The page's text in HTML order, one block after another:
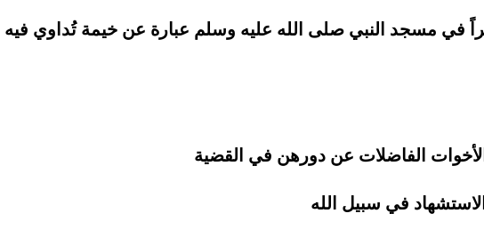
مسجد النبي صلى الله عليه وسلم عبارة عن خيمة تُداوي فيه
الفاضلات عن دورهن في القضية
في سبيل الله